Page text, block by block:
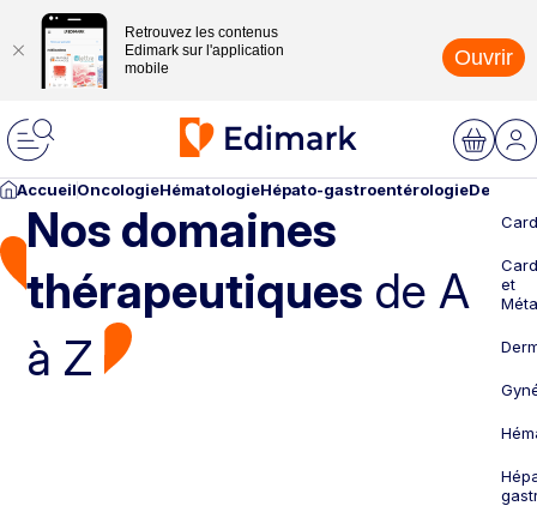
Retrouvez les contenus
Edimark sur l'application
mobile
Ouvrir
AccueilOncologieHématologieHépato-gastroentérologie
Nos domaines
thérapeutiques de A
à Z
et